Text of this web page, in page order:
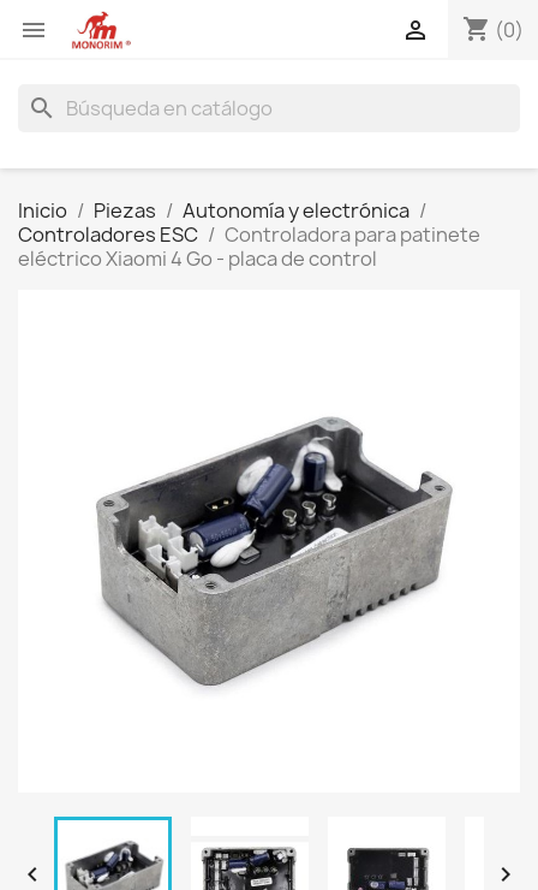
 shopping_cart (0)

search
Inicio Piezas
Autonomía y electrónica
Controladores ESC
Controladora para patinete
eléctrico Xiaomi 4 Go - placa de control
 